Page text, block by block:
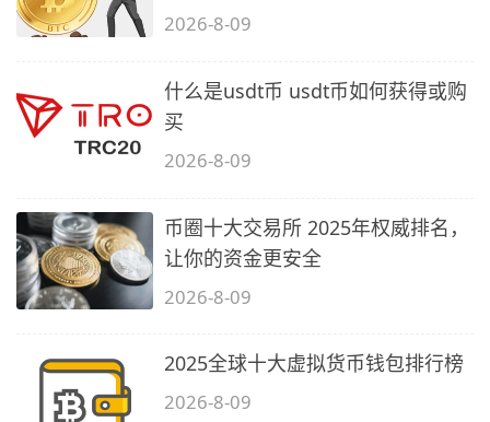
2026-8-09
什么是usdt币 usdt币如何获得或购
买
2026-8-09
币圈十大交易所 2025年权威排名，
让你的资金更安全
2026-8-09
2025全球十大虚拟货币钱包排行榜
2026-8-09